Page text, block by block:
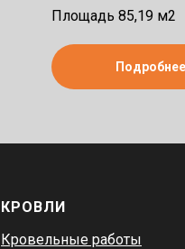
Площадь 85,19 м2
Подробнее
КРОВЛИ
Кровельные работы